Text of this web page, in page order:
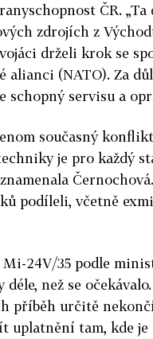
ČR.
zdrojích z
drželi krok se
alianci (NATO). Za
schopný servisu a
současný
je pro každý
podíleli, včetně
24V/35 podle
déle, než se
příběh určitě
uplatnění tam, kde